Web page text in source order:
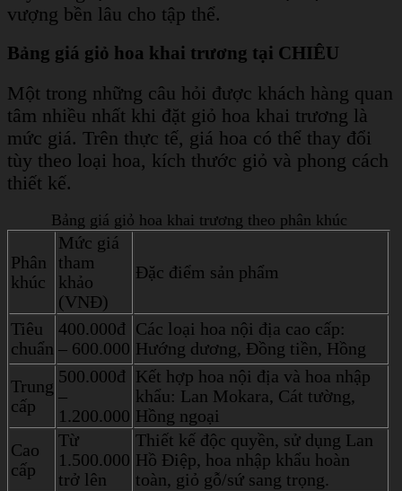
vượng bền lâu cho tập thể.
Bảng giá giỏ hoa khai trương tại CHIÊU
Một trong những câu hỏi được khách hàng quan
tâm nhiều nhất khi đặt giỏ hoa khai trương là
mức giá. Trên thực tế, giá hoa có thể thay đổi
tùy theo loại hoa, kích thước giỏ và phong cách
thiết kế.
Bảng giá giỏ hoa khai trương theo phân khúc
Phân
khúc
Mức giá
tham
khảo
(VNĐ)
Đặc điểm sản phẩm
Tiêu
chuẩn
400.000đ
– 600.000
Các loại hoa nội địa cao cấp:
Hướng dương, Đồng tiền, Hồng
Trung
cấp
500.000đ
–
1.200.000
Kết hợp hoa nội địa và hoa nhập
khẩu: Lan Mokara, Cát tường,
Hồng ngoại
Cao
cấp
Từ
1.500.000
trở lên
Thiết kế độc quyền, sử dụng Lan
Hồ Điệp, hoa nhập khẩu hoàn
toàn, giỏ gỗ/sứ sang trọng.